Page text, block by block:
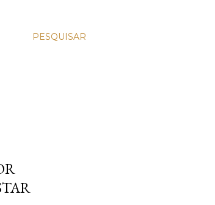
PESQUISAR